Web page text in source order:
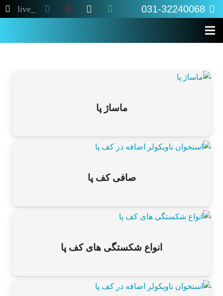
031-32240068
live_tv
‌ماساژ پا
صافی کف پا
انواع شکستگی های کف پا